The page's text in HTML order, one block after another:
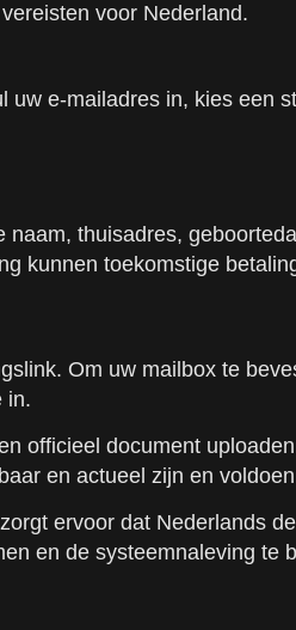
voor Nederland.
e-mailadres in, kies een
thuisadres,
kunnen toekomstige
Om uw mailbox te
in.
officieel document
en actueel zijn en
ervoor dat Nederlands
en de systeemnaleving te